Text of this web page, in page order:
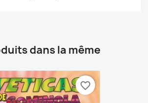
dans la même
favorite_border